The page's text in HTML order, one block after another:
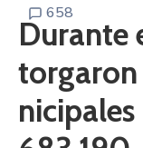
658
Durante
torgaron